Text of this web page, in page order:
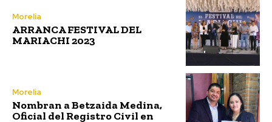
Morelia
ARRANCA FESTIVAL DEL
MARIACHI 2023
Morelia
Nombran a Betzaida Medina,
Oficial del Registro Civil en